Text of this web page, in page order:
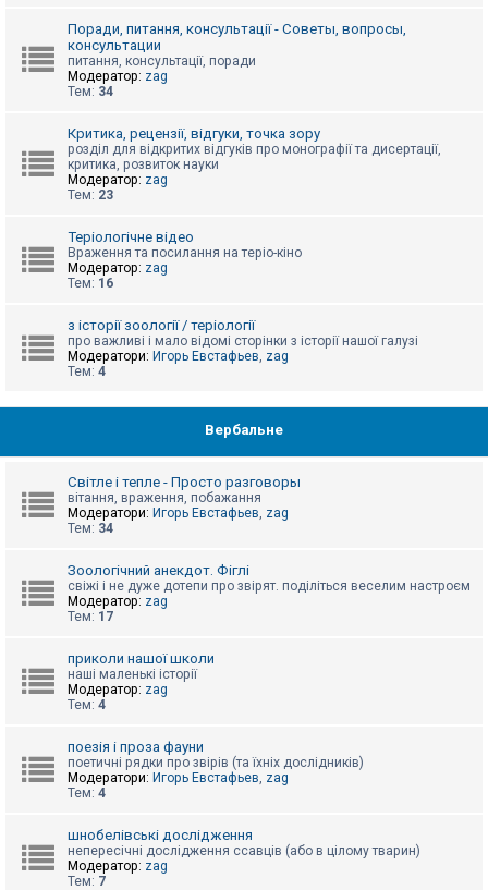
м
о
г
Поради, питання, консультації - Советы, вопросы,
консультации
питання, консультації, поради
Модератор: zag
Тем: 34
Критика, рецензії, відгуки, точка зору
розділ для відкритих відгуків про монографії та дисертації,
критика, розвиток науки
Модератор: zag
Тем: 23
Теріологічне відео
Враження та посилання на теріо-кіно
Модератор: zag
Тем: 16
з історії зоології / теріології
про важливі і мало відомі сторінки з історії нашої галузі
Модератори: Игорь Евстафьев, zag
Тем: 4
Вербальне
Світле і тепле - Просто разговоры
вітання, враження, побажання
Модератори: Игорь Евстафьев, zag
Тем: 34
Зоологічний анекдот. Фіглі
свіжі і не дуже дотепи про звірят. поділіться веселим настроєм
Модератор: zag
Тем: 17
приколи нашої школи
наші маленькі історії
Модератор: zag
Тем: 4
поезія і проза фауни
поетичні рядки про звірів (та їхніх дослідників)
Модератори: Игорь Евстафьев, zag
Тем: 4
шнобелівські дослідження
непересічні дослідження ссавців (або в цілому тварин)
Модератор: zag
Тем: 7